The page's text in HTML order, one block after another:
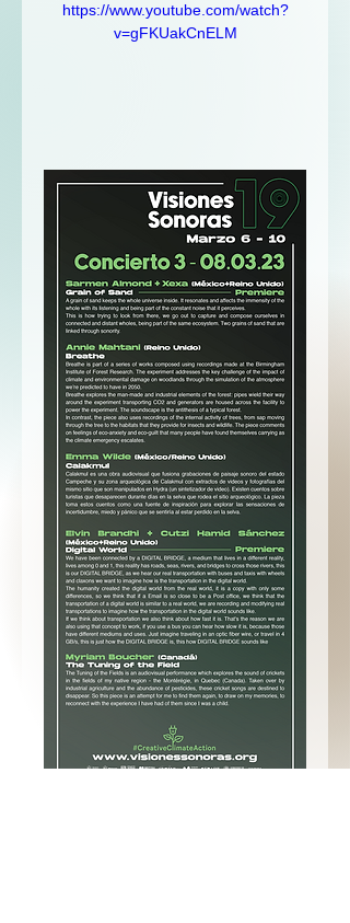
https://www.youtube.com/watch?
v=gFKUakCnELM